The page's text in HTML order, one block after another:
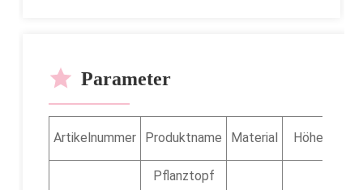
Parameter
Artikelnummer Produktname Material Höhe
Pflanztopf